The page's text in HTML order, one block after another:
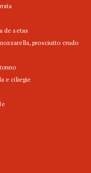
de setas
prosciutto crudo
e ciliegie